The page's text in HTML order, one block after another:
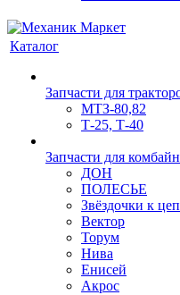
Каталог
Запчасти для
МТЗ-80,82
Т-25, Т-40
Запчасти для
ДОН
ПОЛЕСЬЕ
Звёздочки к
Вектор
Торум
Нива
Енисей
Акрос